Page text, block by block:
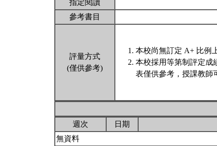
指定閱讀
參考書目
評量方式
(僅供參考)
本校尚無訂定 A+ 比例
本校採用等第制評定成
表僅供參考，授課教師
週次
日期
無資料